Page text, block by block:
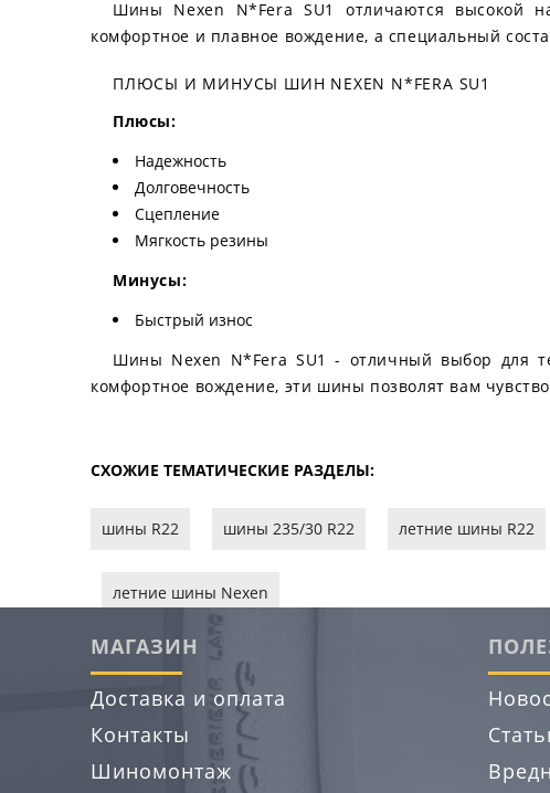
Шины Nexen N*Fera SU1 отличаются высокой
комфортное и плавное вождение, а специальный
ПЛЮСЫ И МИНУСЫ ШИН NEXEN N*FERA SU1
Плюсы:
Надежность
Долговечность
Сцепление
Мягкость резины
Минусы:
Быстрый износ
Шины Nexen N*Fera SU1 - отличный выбор для
комфортное вождение, эти шины позволят вам
СХОЖИЕ ТЕМАТИЧЕСКИЕ РАЗДЕЛЫ:
шины R22 шины 235/30 R22 летние шины R22
летние шины Nexen
МАГАЗИН
Доставка и оплата
Контакты
Шиномонтаж